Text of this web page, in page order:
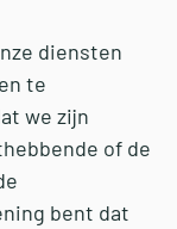
diensten
te
we zijn
of de
bent dat